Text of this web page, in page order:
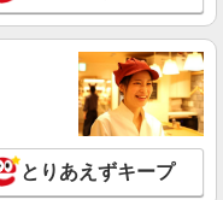
〜400,000円 ・基本
円 ・資格手当：10,000〜
10,000〜70,000円 ・処遇改
円（勤続年数、保有資格
業手当：20,000円（10時
過する場合には超過勤務
任者研修 ・実務者研修
詳細を見る
とりあえずキープ